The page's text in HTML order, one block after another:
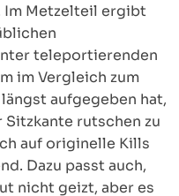
Im Metzelteil ergibt
teleportierenden
im Vergleich zum
aufgegeben hat,
rutschen zu
auf originelle Kills
Dazu passt auch,
nicht geizt, aber es